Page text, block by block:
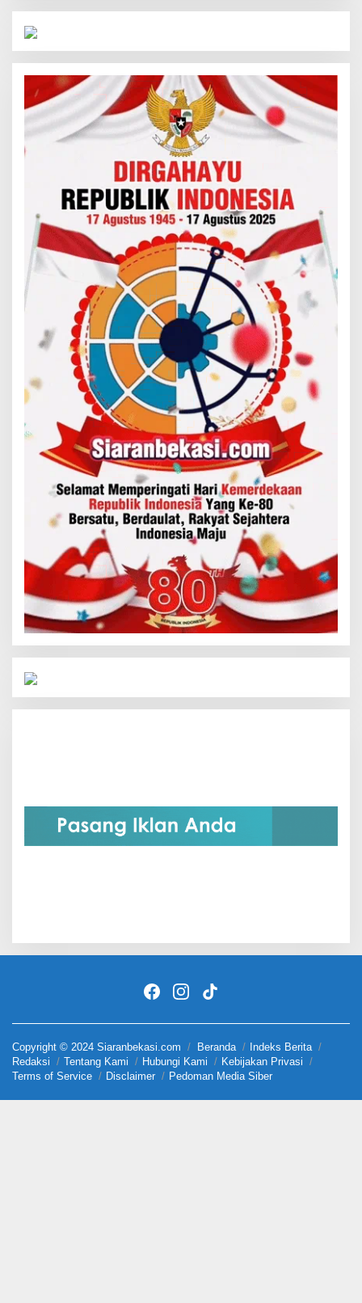
Copyright © 2024 Siaranbekasi.com Beranda
Indeks Berita
Redaksi
Tentang Kami Hubungi Kami
Kebijakan Privasi
Terms of Service
Disclaimer Pedoman Media Siber